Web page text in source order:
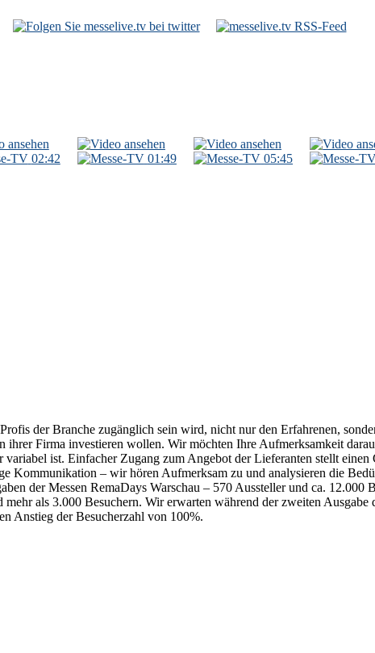
02:42 01:49 05:45
der Branche zugänglich sein wird, nicht nur den Erfahrenen,
Firma investieren wollen. Wir möchten Ihre Aufmerksamkeit
ist. Einfacher Zugang zum Angebot der Lieferanten stellt
Kommunikation – wir hören Aufmerksam zu und analysieren die
der Messen RemaDays Warschau – 570 Aussteller und ca. 12.000
als 3.000 Besuchern. Wir erwarten während der zweiten Ausgabe
Anstieg der Besucherzahl von 100%.